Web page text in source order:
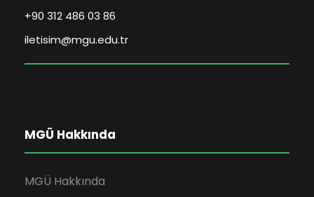
+90 312 486 03 86
iletisim@mgu.edu.tr
MGÜ Hakkında
MGÜ Hakkında